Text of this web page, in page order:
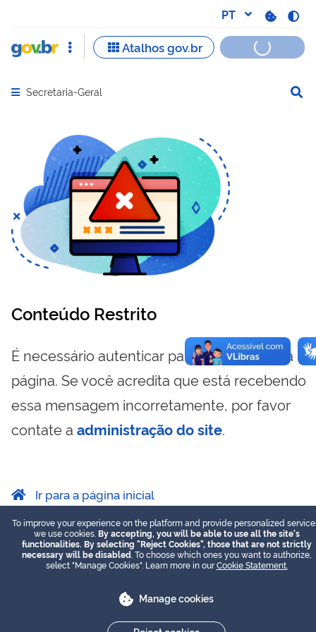
Abrir menu principal de navegação
Secretaria-Geral
Conteúdo Restrito
É necessário autenticar para visualizar essa
página. Se você acredita que está recebendo
essa mensagem incorretamente, por favor
contate a administração do site.
Ir para a página inicial
To improve your experience on the platform and provide personalized
we use cookies. By accepting, you will be able to use all the site's
functionalities. By selecting "Reject Cookies", those that are not strictly
necessary will be disabled. To choose which ones you want to authorize,
select "Manage Cookies". Learn more in ourCookie Statement.
Manage cookies